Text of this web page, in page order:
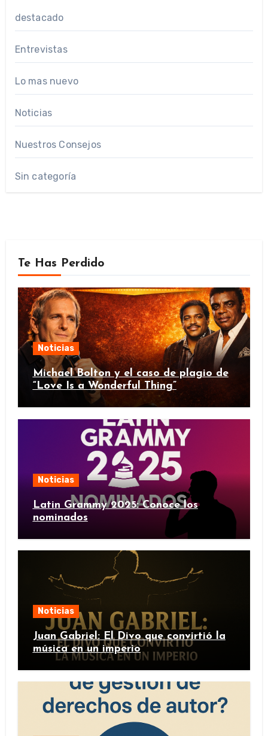
destacado
Entrevistas
Lo mas nuevo
Noticias
Nuestros Consejos
Sin categoría
Te Has Perdido
Noticias
Michael Bolton y el caso de plagio de
“Love Is a Wonderful Thing”
Noticias
Latin Grammy 2025: Conoce los
nominados
Noticias
Juan Gabriel: El Divo que convirtió la
música en un imperio